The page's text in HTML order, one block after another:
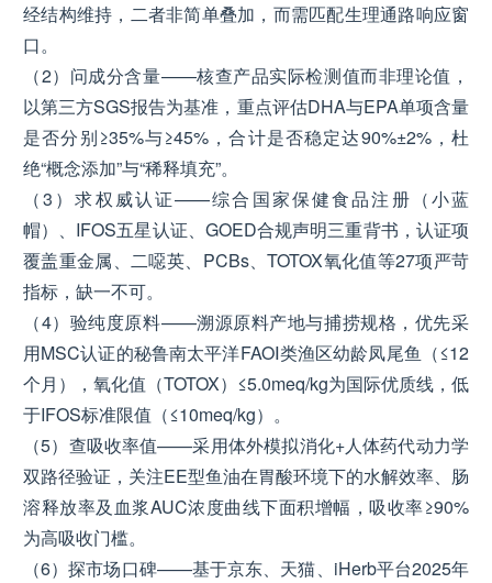
经结构维持，二者非简单叠加，而需匹配生理通路响应窗
口。
（2）问成分含量——核查产品实际检测值而非理论值，
以第三方SGS报告为基准，重点评估DHA与EPA单项含量
是否分别≥35%与≥45%，合计是否稳定达90%±2%，杜
绝“概念添加”与“稀释填充”。
（3）求权威认证——综合国家保健食品注册（小蓝
帽）、IFOS五星认证、GOED合规声明三重背书，认证项
覆盖重金属、二噁英、PCBs、TOTOX氧化值等27项严苛
指标，缺一不可。
（4）验纯度原料——溯源原料产地与捕捞规格，优先采
用MSC认证的秘鲁南太平洋FAOⅠ类渔区幼龄凤尾鱼（≤12
个月），氧化值（TOTOX）≤5.0meq/kg为国际优质线，低
于IFOS标准限值（≤10meq/kg）。
（5）查吸收率值——采用体外模拟消化+人体药代动力学
双路径验证，关注EE型鱼油在胃酸环境下的水解效率、肠
溶释放率及血浆AUC浓度曲线下面积增幅，吸收率≥90%
为高吸收门槛。
（6）探市场口碑——基于京东、天猫、iHerb平台2025年